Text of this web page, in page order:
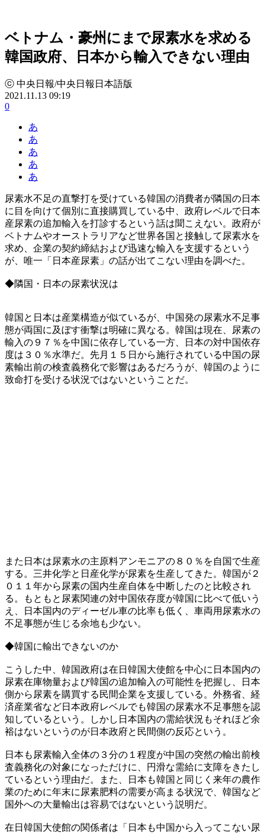
ベトナム・豪州にまで尿素水を求める
韓国政府、日本から輸入できない理由
ⓒ 中央日報/中央日報日本語版
2021.11.13 09:19
0
あ
あ
あ
あ
あ
尿素水不足の直撃打を受けている韓国の消費者が隣国の日本
に目を向けて個別に直接購買している中、政府レベルで日本
産尿素の追加輸入を打診するという話は聞こえない。政府が
ベトナムやオーストラリアなど世界各国と接触して尿素水を
求め、企業の契約締結および迅速な輸入を支援するという
が、唯一「日本産尿素」の話が出てこない理由を調べた。
◆隣国・日本の尿素状況は
韓国と日本は産業構造が似ているが、中国発の尿素水不足事
態が両国に及ぼす衝撃は明確に異なる。韓国は現在、尿素の
輸入の９７％を中国に依存している一方、日本の対中国依存
度は３０％水準だ。先月１５日から施行されている中国の尿
素輸出前の検査義務化で影響はあるだろうが、韓国のように
致命打を受ける状況ではないということだ。
また日本は尿素水の主原料アンモニアの８０％を自国で生産
する。三井化学と日産化学が尿素を生産してきた。韓国が２
０１１年から尿素の国内生産自体を中断したのと比較され
る。もともと尿素関連の対中国依存度が韓国に比べて低いう
え、日本国内のディーゼル車の比率も低く、車両用尿素水の
不足事態が生じる余地も少ない。
◆韓国に輸出できないのか
こうした中、韓国政府は在日韓国大使館を中心に日本国内の
尿素在庫物量および韓国の追加輸入の可能性を把握し、日本
側から尿素を購買する民間企業を支援している。外務省、経
済産業省など日本政府レベルでも韓国の尿素水不足事態を認
知しているという。しかし日本国内の需給状況もそれほど余
裕はないというのが日本政府と民間側の反応という。
日本も尿素輸入全体の３分の１程度が中国の突然の輸出前検
査義務化の対象になっただけに、円滑な需給に支障をきたし
ているという理由だ。また、日本も韓国と同じく来年の農作
業のために年末に尿素肥料の需要が高まる状況で、韓国など
国外への大量輸出は容易ではないという説明だ。
在日韓国大使館の関係者は「日本も中国から入ってこない尿